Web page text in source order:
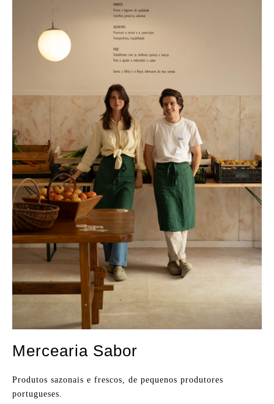
Mercearia Sabor
Produtos sazonais e frescos, de pequenos produtores
portugueses.